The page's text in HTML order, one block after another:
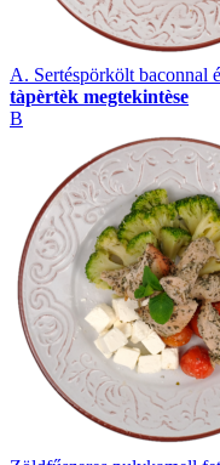
A. Sertéspörkölt baconnal
tàpèrtèk megtekintèse
B